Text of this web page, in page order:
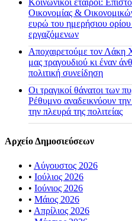
Κοινωνικοί εταίροι:
Οικονομίας &
ευρώ του ημερήσιου ορίου
εργαζόμενων
Αποχαιρετούμε τον Λάκη
μας τραγουδιού κι έναν
πολιτική συνείδηση
Οι τραγικοί θάνατοι των
Ρέθυμνο αναδεικνύουν
την πλευρά της πολιτείας
Αρχείο Δημοσιεύσεων
• Αύγουστος 2026
• Ιούλιος 2026
• Ιούνιος 2026
• Μάιος 2026
• Απρίλιος 2026